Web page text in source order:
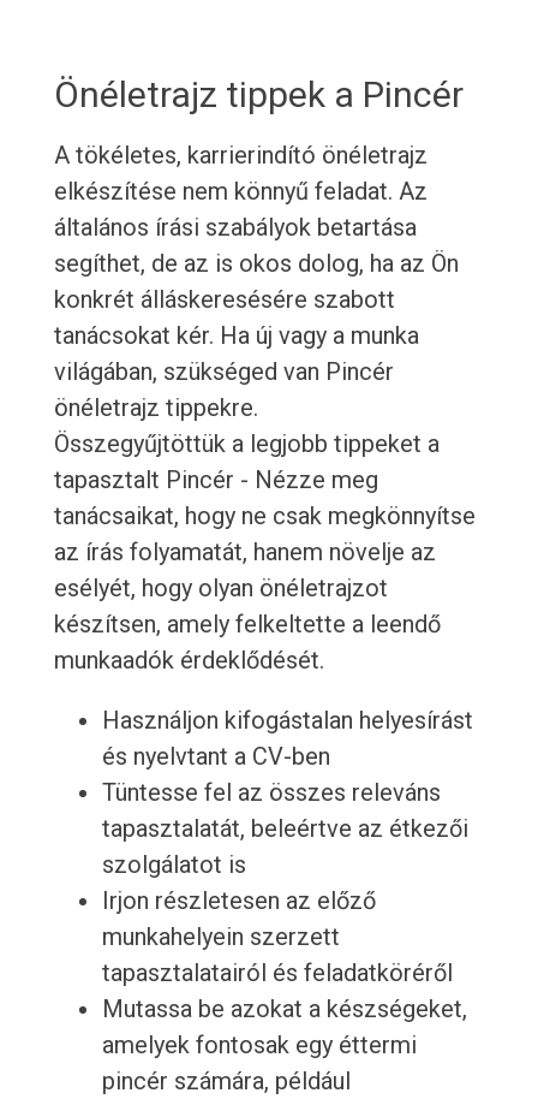
Önéletrajz tippek a Pincér
A tökéletes, karrierindító önéletrajz
elkészítése nem könnyű feladat. Az
általános írási szabályok betartása
segíthet, de az is okos dolog, ha az Ön
konkrét álláskeresésére szabott
tanácsokat kér. Ha új vagy a munka
világában, szükséged van Pincér
önéletrajz tippekre.
Összegyűjtöttük a legjobb tippeket a
tapasztalt Pincér - Nézze meg
tanácsaikat, hogy ne csak megkönnyítse
az írás folyamatát, hanem növelje az
esélyét, hogy olyan önéletrajzot
készítsen, amely felkeltette a leendő
munkaadók érdeklődését.
Használjon kifogástalan helyesírást
és nyelvtant a CV-ben
Tüntesse fel az összes releváns
tapasztalatát, beleértve az étkezői
szolgálatot is
Irjon részletesen az előző
munkahelyein szerzett
tapasztalatairól és feladatköréről
Mutassa be azokat a készségeket,
amelyek fontosak egy éttermi
pincér számára, például